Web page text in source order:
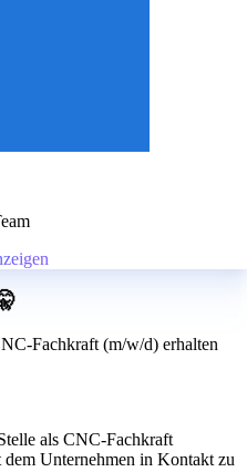
Fachkraft (m/w/d) erhalten
als CNC-Fachkraft
Unternehmen in Kontakt zu